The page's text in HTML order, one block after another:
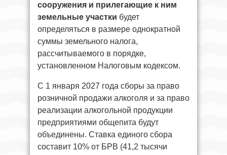
сооружения и прилегающие к ним
земельные участки будет
определяться в размере однократной
суммы земельного налога,
рассчитываемого в порядке,
установленном Налоговым кодексом.
С 1 января 2027 года сборы за право
розничной продажи алкоголя и за право
реализации алкогольной продукции
предприятиями общепита будут
объединены. Ставка единого сбора
составит 10% от БРВ (41,2 тысячи